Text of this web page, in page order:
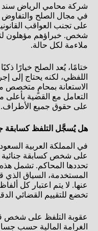
شركة محامي الرياض سند
في مجال الصلح والتفاوض
على تجنب العواقب
شخص. خبراؤهم مؤهلون
ملاءمة لكل حالة.
ختامًا، يُعد الصلح خيارًا
اللفظي، لكنه يحتاج إلى
الاستعانة بمحامٍ متخصص
التعامل مع القضية بأعلى
على حقوق جميع الأطراف.
هل يُسجَّل التلفظ كسابقة
في المملكة العربية
على شخص كسابقة جنائية
تحددها المحاكم. تشمل
المستخدمة، السياق الذي
عنها. لا يتم اعتبار كل
تخضع للتقييم القضائي
عقوبة التلفظ على شخص
الغرامة المالية حسب